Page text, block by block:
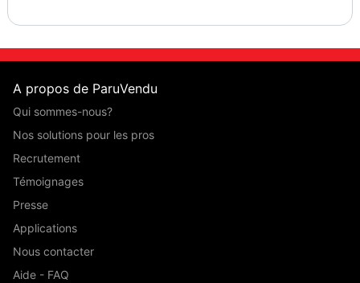
A propos de ParuVendu
Qui sommes-nous?
Nos solutions pour les pros
Recrutement
Témoignages
Presse
Applications
Nous contacter
Aide - FAQ